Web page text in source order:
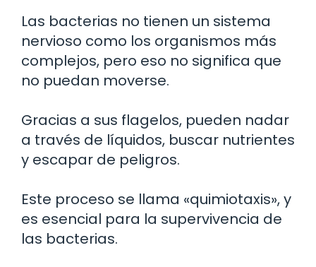
Las bacterias no tienen un sistema
nervioso como los organismos más
complejos, pero eso no significa que
no puedan moverse.
Gracias a sus flagelos, pueden nadar
a través de líquidos, buscar nutrientes
y escapar de peligros.
Este proceso se llama «quimiotaxis», y
es esencial para la supervivencia de
las bacterias.